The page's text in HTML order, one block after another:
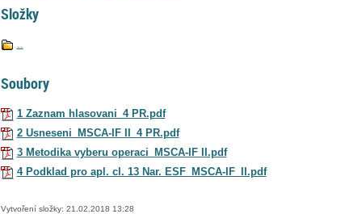
Složky
..
Soubory
1 Zaznam hlasovani_4 PR.pdf
2 Usneseni_MSCA-IF II_4 PR.pdf
3 Metodika vyberu operaci_MSCA-IF II.pdf
4 Podklad pro apl. cl. 13 Nar. ESF_MSCA-IF_II.pdf
Vytvoření složky: 21.02.2018 13:28